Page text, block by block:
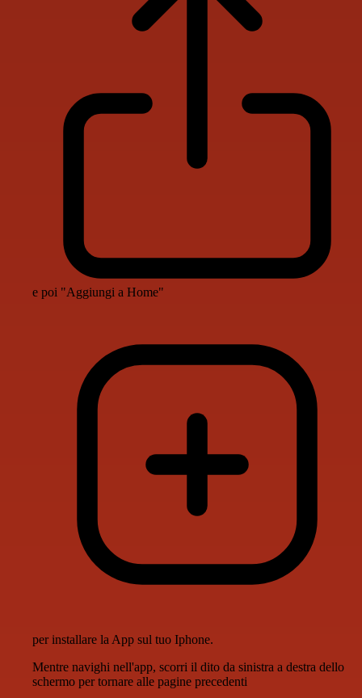
e poi "Aggiungi a Home"
per installare la App sul tuo Iphone.
Mentre navighi nell'app, scorri il dito da sinistra a destra dello
schermo per tornare alle pagine precedenti